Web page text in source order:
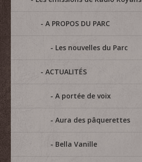
A PROPOS DU PARC
Les nouvelles du Parc
ACTUALITÉS
A portée de voix
Aura des pâquerettes
Bella Vanille